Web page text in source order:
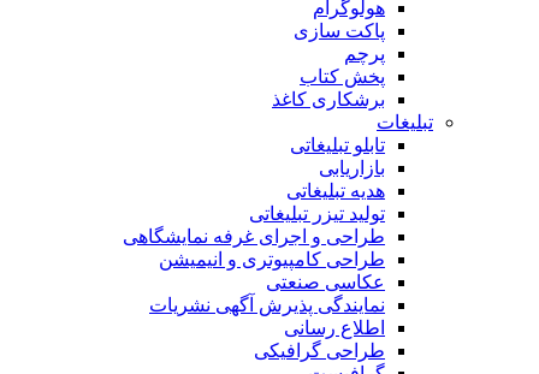
هولوگرام
پاکت سازی
پرچم
پخش کتاب
برشکاری کاغذ
تبلیغات
تابلو تبلیغاتی
بازاریابی
هدیه تبلیغاتی
تولید تیزر تبلیغاتی
طراحی و اجرای غرفه نمایشگاهی
طراحی کامپیوتری و انیمیشن
عکاسی صنعتی
نمایندگی پذیرش آگهی نشریات
اطلاع رسانی
طراحی گرافیکی